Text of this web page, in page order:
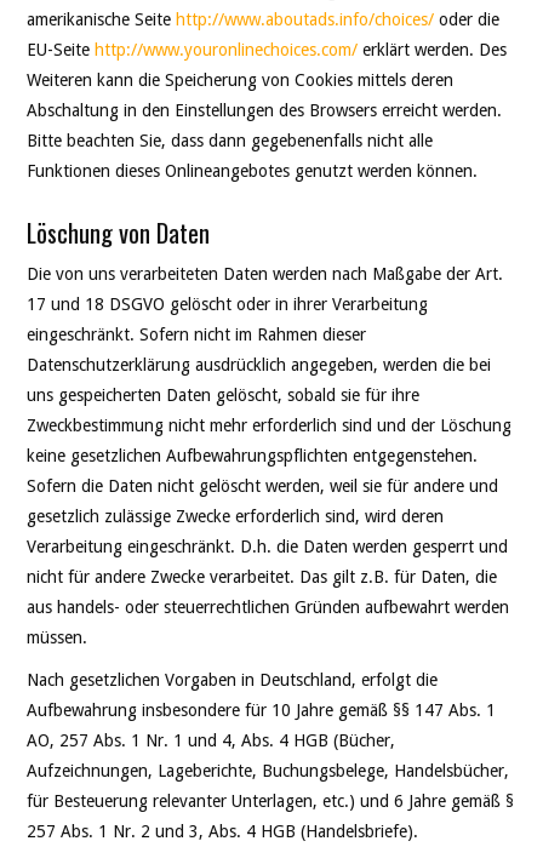
amerikanische Seitehttp://www.aboutads.info/choices/ oder die
EU-Seitehttp://www.youronlinechoices.com/ erklärt werden. Des
Weiteren kann die Speicherung von Cookies mittels deren
Abschaltung in den Einstellungen des Browsers erreicht werden.
Bitte beachten Sie, dass dann gegebenenfalls nicht alle
Funktionen dieses Onlineangebotes genutzt werden können.
Löschung von Daten
Die von uns verarbeiteten Daten werden nach Maßgabe der Art.
17 und 18 DSGVO gelöscht oder in ihrer Verarbeitung
eingeschränkt. Sofern nicht im Rahmen dieser
Datenschutzerklärung ausdrücklich angegeben, werden die bei
uns gespeicherten Daten gelöscht, sobald sie für ihre
Zweckbestimmung nicht mehr erforderlich sind und der Löschung
keine gesetzlichen Aufbewahrungspflichten entgegenstehen.
Sofern die Daten nicht gelöscht werden, weil sie für andere und
gesetzlich zulässige Zwecke erforderlich sind, wird deren
Verarbeitung eingeschränkt. D.h. die Daten werden gesperrt und
nicht für andere Zwecke verarbeitet. Das gilt z.B. für Daten, die
aus handels- oder steuerrechtlichen Gründen aufbewahrt werden
müssen.
Nach gesetzlichen Vorgaben in Deutschland, erfolgt die
Aufbewahrung insbesondere für 10 Jahre gemäß §§ 147 Abs. 1
AO, 257 Abs. 1 Nr. 1 und 4, Abs. 4 HGB (Bücher,
Aufzeichnungen, Lageberichte, Buchungsbelege, Handelsbücher,
für Besteuerung relevanter Unterlagen, etc.) und 6 Jahre gemäß §
257 Abs. 1 Nr. 2 und 3, Abs. 4 HGB (Handelsbriefe).